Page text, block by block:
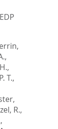
,
,
T.,
,
R.,
,